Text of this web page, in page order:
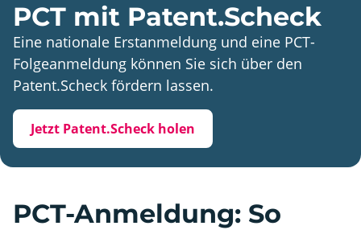
PCT mit Patent.Scheck
Eine nationale Erstanmeldung und eine PCT-
Folgeanmeldung können Sie sich über den
Patent.Scheck fördern lassen.
Jetzt Patent.Scheck holen
PCT-Anmeldung: So